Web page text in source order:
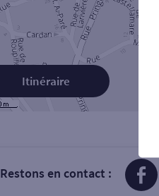
Itinéraire
Restons en contact :